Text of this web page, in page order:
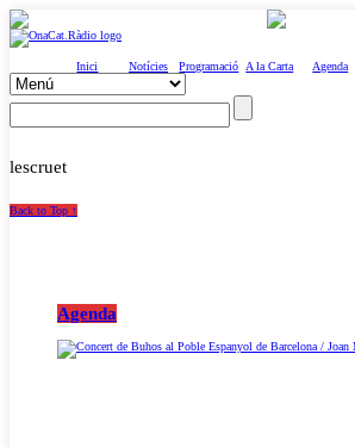
Inici Notícies Programació A la Carta Agenda
lescruet
Back to Top ↑
Agenda